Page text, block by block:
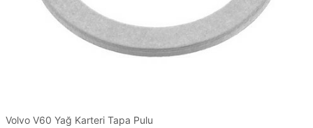
Volvo V60 Yağ Karteri Tapa Pulu